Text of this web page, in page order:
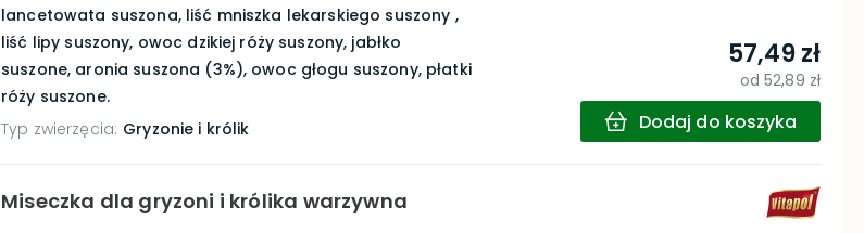
lancetowata suszona, liść mniszka lekarskiego suszony ,
liść lipy suszony, owoc dzikiej róży suszony, jabłko
suszone, aronia suszona (3%), owoc głogu suszony, płatki
róży suszone.
Typ zwierzęcia: Gryzonie i królik
57,49 zł
od52,89 zł
Dodaj do koszyka
Miseczka dla gryzoni i królika warzywna